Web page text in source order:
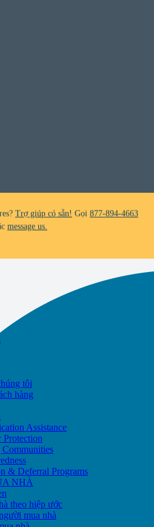
not make unsolicited phone calls and will
to be from WHRC, please contact
sẵn!Gọi 877-894-4663
not make unsolicited phone calls and will
to be from WHRC, please contact
877-894-4663.
Trợ giúp có sẵn!
tôi
hàng
Assistance
& Deferral Programs
NHÀ
theo hiệp ước
mua nhà